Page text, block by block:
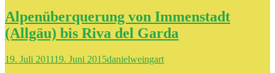
Alpenüberquerung von Immenstadt
(Allgäu) bis Riva del Garda
19. Juli 201119. Juni 2015danielweingart